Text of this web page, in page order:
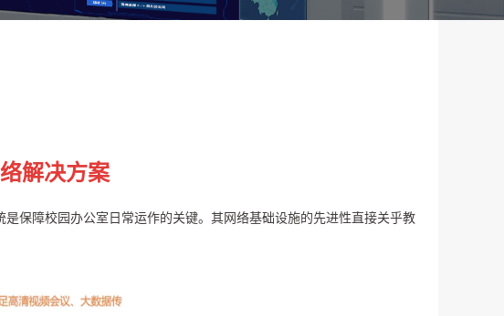
解决方案
保障校园办公室日常运作的关键。其网络基础设施的先进性直接关乎教